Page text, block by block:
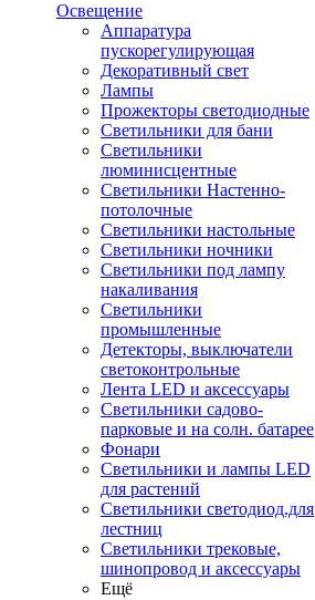
Освещение
Аппаратура
пускорегулирующая
Декоративный свет
Лампы
Прожекторы светодиодные
Светильники для бани
Светильники
люминисцентные
Светильники Настенно-
потолочные
Светильники настольные
Светильники ночники
Светильники под лампу
накаливания
Светильники
промышленные
Детекторы, выключатели
светоконтрольные
Лента LED и аксессуары
Светильники садово-
парковые и на солн. батарее
Фонари
Светильники и лампы LED
для растений
Светильники светодиод.для
лестниц
Светильники трековые,
шинопровод и аксессуары
Ещё